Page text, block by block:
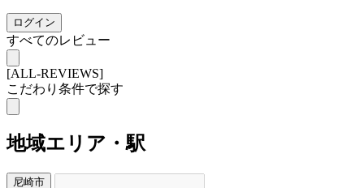
ログイン
すべてのレビュー
[ALL-REVIEWS]
こだわり条件で探す
地域エリア・駅
尼崎市